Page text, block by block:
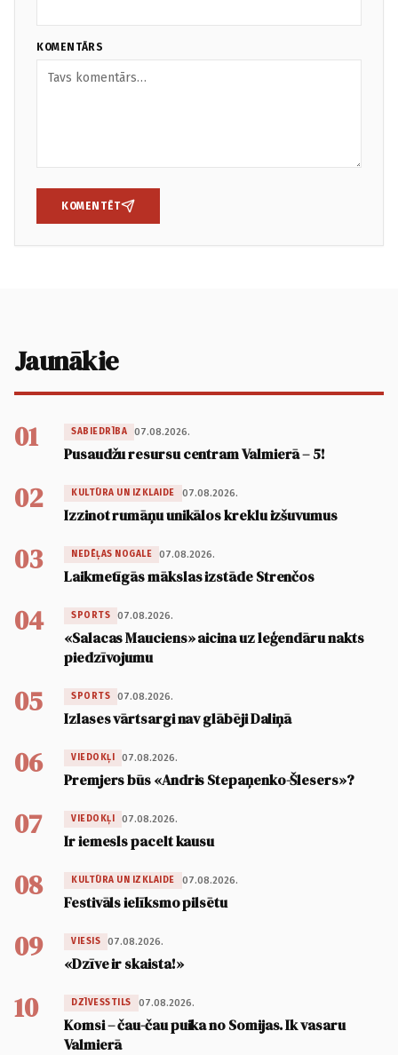
KOMENTĀRS
KOMENTĒT
Jaunākie
01 SABIEDRĪBA 07.08.2026.
Pusaudžu resursu centram Valmierā – 5!
02 KULTŪRA UN IZKLAIDE 07.08.2026.
Izzinot rumāņu unikālos kreklu izšuvumus
03 NEDĒĻAS NOGALE 07.08.2026.
Laikmetīgās mākslas izstāde Strenčos
04 SPORTS 07.08.2026.
«Salacas Mauciens» aicina uz leģendāru nakts
piedzīvojumu
05 SPORTS 07.08.2026.
Izlases vārtsargi nav glābēji Daliņā
06 VIEDOKĻI 07.08.2026.
Premjers būs «Andris Stepaņenko-Šlesers»?
07 VIEDOKĻI 07.08.2026.
Ir iemesls pacelt kausu
08 KULTŪRA UN IZKLAIDE 07.08.2026.
Festivāls ielīksmo pilsētu
09 VIESIS 07.08.2026.
«Dzīve ir skaista!»
10 DZĪVESSTILS 07.08.2026.
Komsi – čau-čau puika no Somijas. Ik vasaru
Valmierā